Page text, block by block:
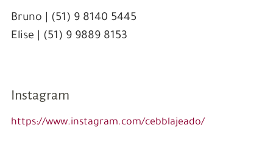
Bruno | (51) 9 8140 5445
Elise | (51) 9 9889 8153
Instagram
https://www.instagram.com/cebblajeado/